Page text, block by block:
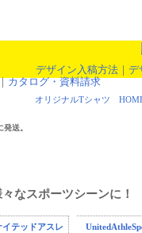
デザイン入稿方法 ｜ デ
カタログ・資料請求
オリジナルTシャツ
送。
なスポーツシーンに！
テッドアスレ